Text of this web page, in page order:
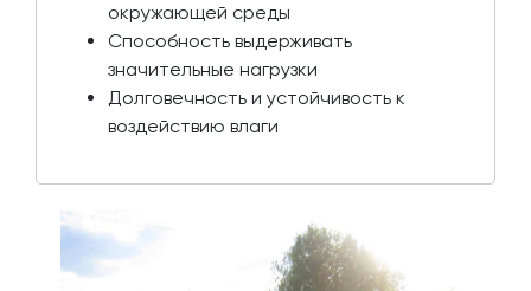
окружающей среды
Способность выдерживать
значительные нагрузки
Долговечность и устойчивость к
воздействию влаги